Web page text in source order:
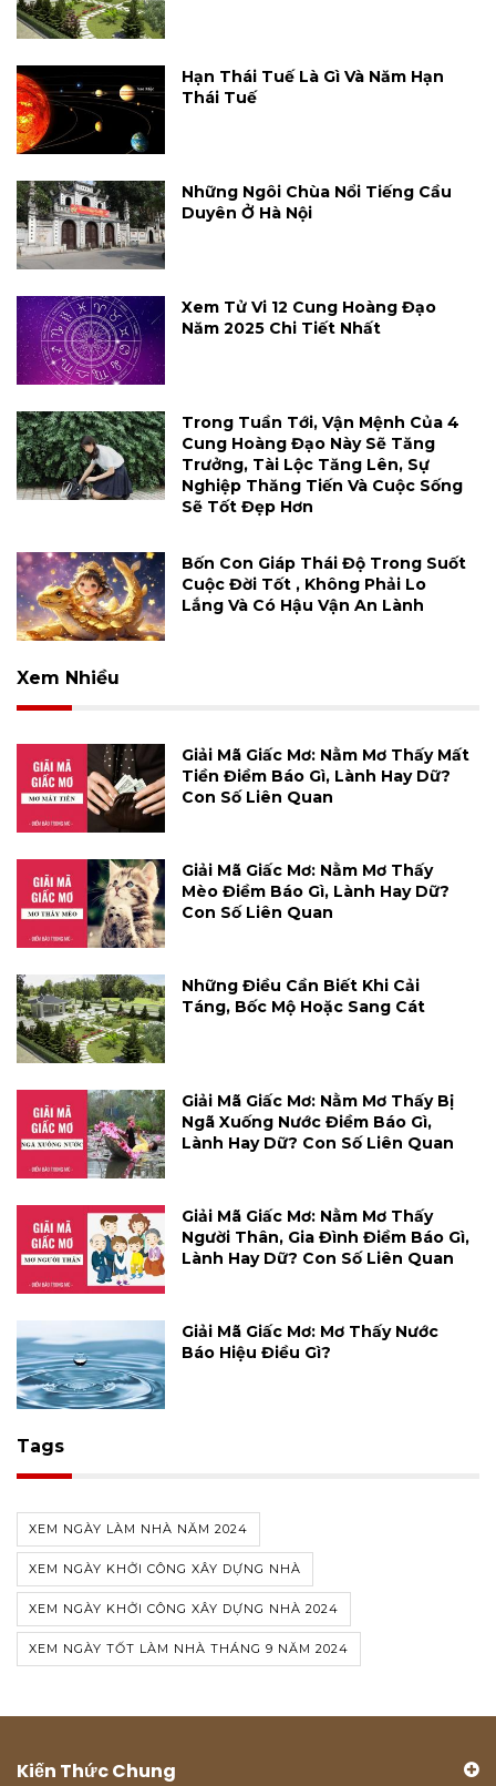
Hạn Thái Tuế Là Gì Và Năm Hạn
Thái Tuế
Những Ngôi Chùa Nổi Tiếng Cầu
Duyên Ở Hà Nội
Xem Tử Vi 12 Cung Hoàng Đạo
Năm 2025 Chi Tiết Nhất
Trong Tuần Tới, Vận Mệnh Của 4
Cung Hoàng Đạo Này Sẽ Tăng
Trưởng, Tài Lộc Tăng Lên, Sự
Nghiệp Thăng Tiến Và Cuộc Sống
Sẽ Tốt Đẹp Hơn
Bốn Con Giáp Thái Độ Trong Suốt
Cuộc Đời Tốt , Không Phải Lo
Lắng Và Có Hậu Vận An Lành
Xem Nhiều
Giải Mã Giấc Mơ: Nằm Mơ Thấy Mất
Tiền Điềm Báo Gì, Lành Hay Dữ?
Con Số Liên Quan
Giải Mã Giấc Mơ: Nằm Mơ Thấy
Mèo Điềm Báo Gì, Lành Hay Dữ?
Con Số Liên Quan
Những Điều Cần Biết Khi Cải
Táng, Bốc Mộ Hoặc Sang Cát
Giải Mã Giấc Mơ: Nằm Mơ Thấy Bị
Ngã Xuống Nước Điềm Báo Gì,
Lành Hay Dữ? Con Số Liên Quan
Giải Mã Giấc Mơ: Nằm Mơ Thấy
Người Thân, Gia Đình Điềm Báo Gì,
Lành Hay Dữ? Con Số Liên Quan
Giải Mã Giấc Mơ: Mơ Thấy Nước
Báo Hiệu Điều Gì?
Tags
XEM NGÀY LÀM NHÀ NĂM 2024
XEM NGÀY KHỞI CÔNG XÂY DỰNG NHÀ
XEM NGÀY KHỞI CÔNG XÂY DỰNG NHÀ 2024
XEM NGÀY TỐT LÀM NHÀ THÁNG 9 NĂM 2024
Kiến Thức Chung